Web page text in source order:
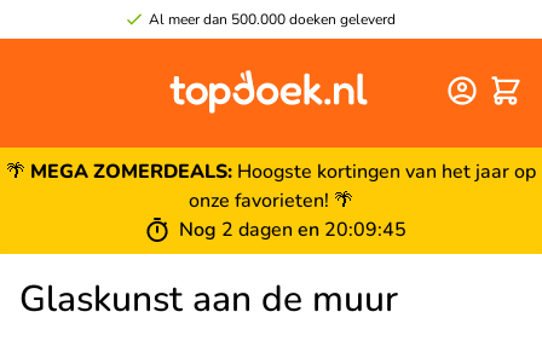
Al meer dan 500.000 doeken geleverd
🌴 MEGA ZOMERDEALS: Hoogste kortingen van het jaar op
onze favorieten! 🌴
Nog 2 dagen en 20:09:44
Glaskunst aan de muur